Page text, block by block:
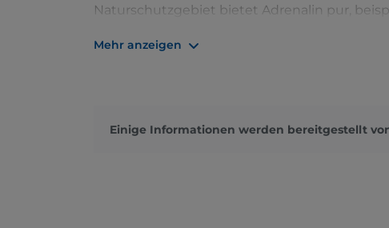
Naturschutzgebiet bietet Adrenalin pur,
Burg entfernt erstreckt sich eine 230 Meter
Mehr anzeigen
Einige Informationen werden bereitgestellt